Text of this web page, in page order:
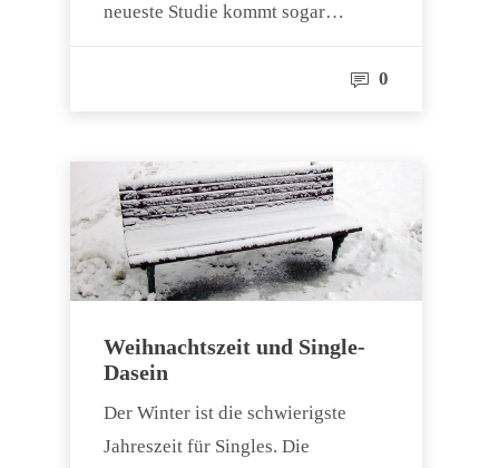
neueste Studie kommt sogar…
0
Weihnachtszeit und Single-
Dasein
Der Winter ist die schwierigste
Jahreszeit für Singles. Die